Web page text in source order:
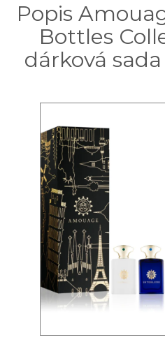
Popis
Bottles
dárková